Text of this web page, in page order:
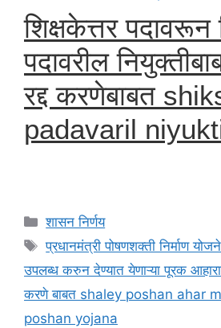
शिक्षकेत्तर पदावरून
पदावरील
रद्द करणेबाबत
padavaril
Categories
शासन निर्णय
Tags
प्रधानमंत्री पोषणशक्ती निर्माण
उपलब्ध करुन देण्यात येणाऱ्या पूरक
करणे बाबत shaley poshan ahar
poshan yojana